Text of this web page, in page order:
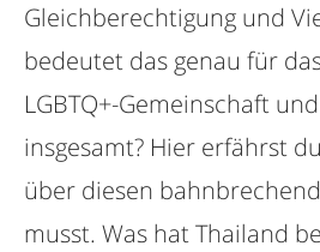
Gleichberechtigung und
bedeutet das genau für
LGBTQ+-Gemeinschaft
insgesamt? Hier erfährst
über diesen
musst. Was hat Thailand